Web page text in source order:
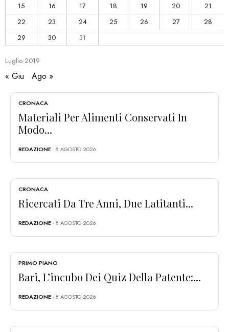
Luglio 2019
15
16 17 18 19 20
21
22
23 24 25 26 27
28
29
30 31
« Giu Ago »
CRONACA
Materiali Per Alimenti Conservati In
Modo...
REDAZIONE- 8 AGOSTO 2026
CRONACA
Ricercati Da Tre Anni, Due Latitanti...
REDAZIONE- 8 AGOSTO 2026
PRIMO PIANO
Bari, L’incubo Dei Quiz Della Patente:...
REDAZIONE- 8 AGOSTO 2026